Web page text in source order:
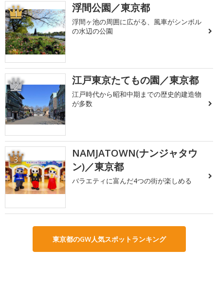
1 浮間公園／東京都
浮間ヶ池の周囲に広がる、風車がシンボル
の水辺の公園
2 江戸東京たてもの園／東京都
江戸時代から昭和中期までの歴史的建造物
が多数
3
NAMJATOWN(ナンジャタウ
ン)／東京都
バラエティに富んだ4つの街が楽しめる
東京都のGW人気スポットランキング